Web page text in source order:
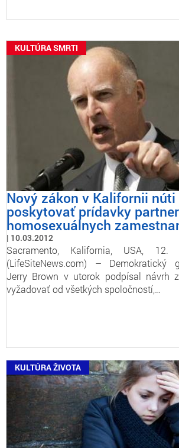
KULTÚRA SMRTI
Nový zákon v Kalifornii
poskytovať prídavky
homosexuálnych
10.03.2012
Sacramento, Kalifornia, USA, 12.
(LifeSiteNews.com) – Demokratický
Jerry Brown v utorok podpísal návrh
vyžadovať od všetkých spoločností,…
KULTÚRA ŽIVOTA